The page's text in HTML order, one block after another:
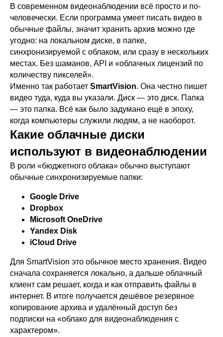
В современном видеонаблюдении всё просто и по-
человечески. Если программа умеет писать видео в
обычные файлы, значит хранить архив можно где
угодно: на локальном диске, в папке,
синхронизируемой с облаком, или сразу в нескольких
местах. Без шаманов, API и «облачных лицензий по
количеству пикселей».
Именно так работает SmartVision. Она честно пишет
видео туда, куда вы указали. Диск — это диск. Папка
— это папка. Всё как было задумано ещё в эпоху,
когда компьютеры служили людям, а не наоборот.
Какие облачные диски
используют в видеонаблюдении
В роли «бюджетного облака» обычно выступают
обычные синхронизируемые папки:
Google Drive
Dropbox
Microsoft OneDrive
Yandex Disk
iCloud Drive
Для SmartVision это обычное место хранения. Видео
сначала сохраняется локально, а дальше облачный
клиент сам решает, когда и как отправить файлы в
интернет. В итоге получается дешёвое резервное
копирование архива и удалённый доступ без
подписки на «облако для видеонаблюдения с
характером».